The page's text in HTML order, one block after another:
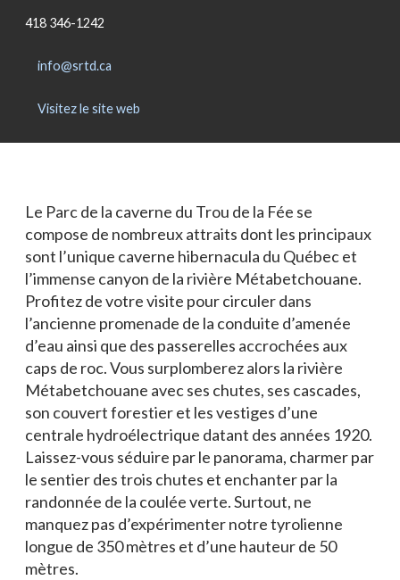
Blogue
Actualités
Nous joindre
418 346-1242
info@srtd.ca
Visitez le site web
Le Parc de la caverne du Trou de la Fée se
compose de nombreux attraits dont les principaux
sont l’unique caverne hibernacula du Québec et
l’immense canyon de la rivière Métabetchouane.
Profitez de votre visite pour circuler dans
l’ancienne promenade de la conduite d’amenée
d’eau ainsi que des passerelles accrochées aux
caps de roc. Vous surplomberez alors la rivière
Métabetchouane avec ses chutes, ses cascades,
son couvert forestier et les vestiges d’une
centrale hydroélectrique datant des années 1920.
Laissez-vous séduire par le panorama, charmer par
le sentier des trois chutes et enchanter par la
randonnée de la coulée verte. Surtout, ne
manquez pas d’expérimenter notre tyrolienne
longue de 350 mètres et d’une hauteur de 50
mètres.